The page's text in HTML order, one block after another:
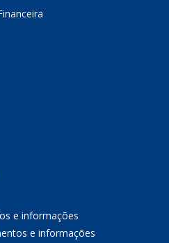
e informações
e informações